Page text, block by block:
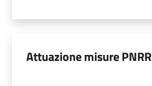
Attuazione misure PNRR